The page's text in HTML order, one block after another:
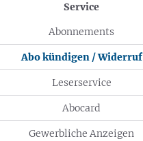
Service
Abonnements
Abo kündigen / Widerruf
Leserservice
Abocard
Gewerbliche Anzeigen